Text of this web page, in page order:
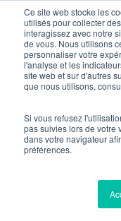
Ce site web stocke les
utilisés pour collecter
interagissez avec notre
de vous. Nous utilisons
personnaliser votre
l'analyse et les
site web et sur d'autres
que nous utilisons,
Si vous refusez
pas suivies lors de votre
dans votre navigateur
préférences.
main
content
Accueil
points
Dois-je